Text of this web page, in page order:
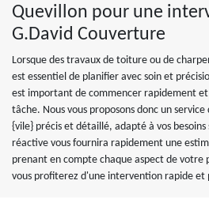
Quevillon pour une
G.David Couverture
Lorsque des travaux de toiture ou de
est essentiel de planifier avec soin et
est important de commencer rapidement
tâche. Nous vous proposons donc un
{vile} précis et détaillé, adapté à vos
réactive vous fournira rapidement une
prenant en compte chaque aspect de votre
vous profiterez d'une intervention rapide et